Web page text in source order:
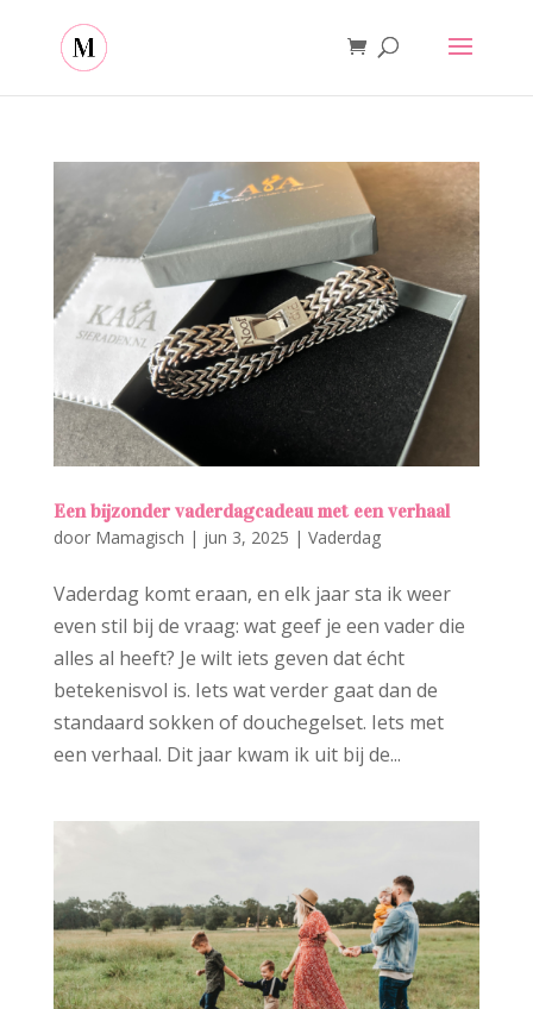
Een bijzonder vaderdagcadeau met een verhaal
door Mamagisch | jun 3, 2025 | Vaderdag
Vaderdag komt eraan, en elk jaar sta ik weer
even stil bij de vraag: wat geef je een vader die
alles al heeft? Je wilt iets geven dat écht
betekenisvol is. Iets wat verder gaat dan de
standaard sokken of douchegelset. Iets met
een verhaal. Dit jaar kwam ik uit bij de...